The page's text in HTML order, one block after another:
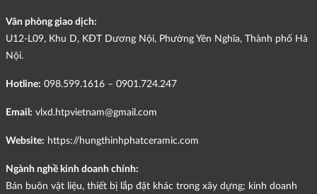
Văn phòng giao dịch:
U12-L09, Khu D, KĐT Dương Nội, Phường Yên Nghĩa, Thành phố Hà
Nội.
Hotline: 098.599.1616 – 0901.724.247
Email: vlxd.htpvietnam@gmail.com
Website: https://hungthinhphatceramic.com
Ngành nghề kinh doanh chính:
Bán buôn vật liệu, thiết bị lắp đặt khác trong xây dựng; kinh doanh